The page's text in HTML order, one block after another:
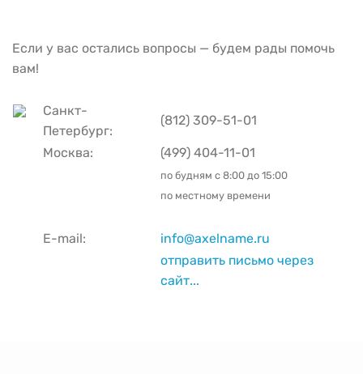
Если у вас остались вопросы — будем рады помочь
вам!
Санкт-
Петербург:
(812) 309-51-01
Москва: (499) 404-11-01
по будням с 8:00 до 15:00
по местному времени
E-mail:
info@axelname.ru
отправить письмо через
сайт...